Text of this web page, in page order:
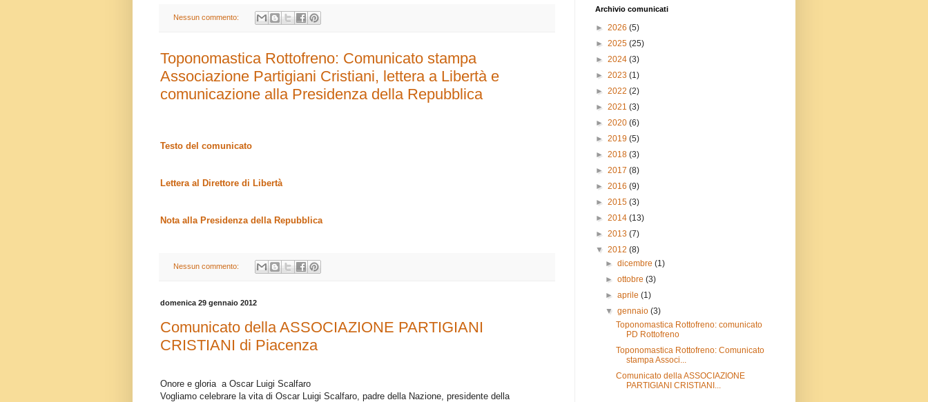
Nessun commento:
Toponomastica Rottofreno: Comunicato stampa
Associazione Partigiani Cristiani, lettera a Libertà e
comunicazione alla Presidenza della Repubblica
Testo del comunicato
Lettera al Direttore di Libertà
Nota alla Presidenza della Repubblica
Nessun commento:
domenica 29 gennaio 2012
Comunicato della ASSOCIAZIONE PARTIGIANI
CRISTIANI di Piacenza
Onore e gloria a Oscar Luigi Scalfaro
Vogliamo celebrare la vita di Oscar Luigi Scalfaro, padre della Nazione, presidente della
Archivio comunicati
► 2026 (5)
► 2025 (25)
► 2024 (3)
► 2023 (1)
► 2022 (2)
► 2021 (3)
► 2020 (6)
► 2019 (5)
► 2018 (3)
► 2017 (8)
► 2016 (9)
► 2015 (3)
► 2014 (13)
► 2013 (7)
▼ 2012 (8)
►dicembre(1)
►ottobre(3)
►aprile(1)
▼gennaio(3)
Toponomastica Rottofreno: comunicato
PD Rottofreno
Toponomastica Rottofreno: Comunicato
stampa Associ...
Comunicato della ASSOCIAZIONE
PARTIGIANI CRISTIANI...